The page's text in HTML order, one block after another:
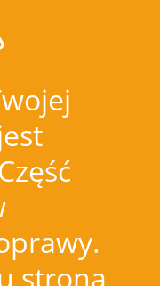
strona